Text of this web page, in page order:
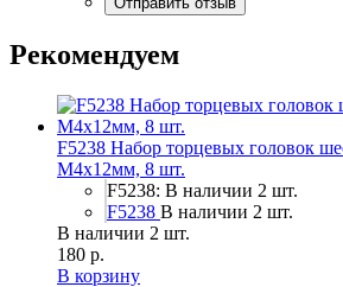
Рекомендуем
F5238 Набор торцевых головок
M4x12мм, 8 шт.
F5238: В наличии 2 шт.
F5238 В наличии 2 шт.
В наличии 2 шт.
180 р.
В корзину